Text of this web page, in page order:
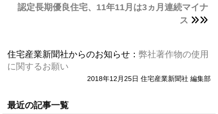
認定長期優良住宅、11年11月は3ヵ月連続マイナ
ス
住宅産業新聞社からのお知らせ： 弊社著作物の使用
に関するお願い
2018年12月25日 住宅産業新聞社 編集部
最近の記事一覧